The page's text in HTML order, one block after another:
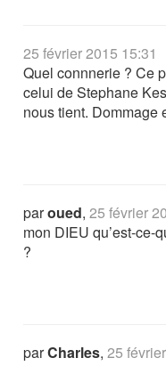
25 février 2015 15:31
Quel connnerie ? Ce
celui de Stephane
nous tient. Dommage
paroued,25 février
mon DIEU qu’est-ce-
?
parCharles,25